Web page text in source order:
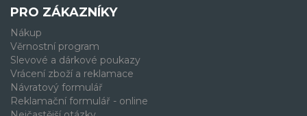
PRO ZÁKAZNÍKY
Nákup
Věrnostní program
Slevové a dárkové poukazy
Vrácení zboží a reklamace
Návratový formulář
Reklamační formulář - online